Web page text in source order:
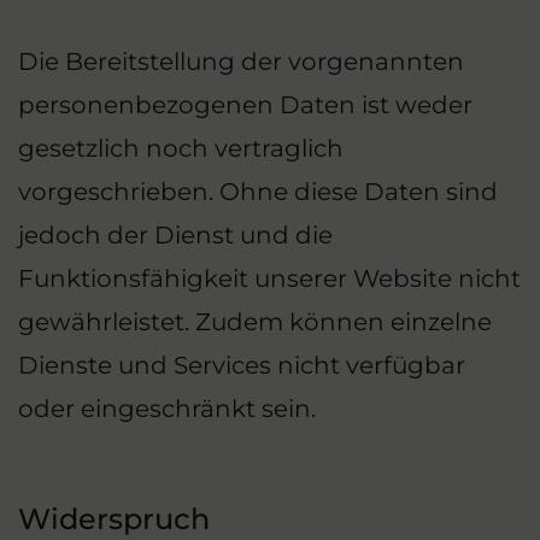
Die Bereitstellung der vorgenannten
personenbezogenen Daten ist weder
gesetzlich noch vertraglich
vorgeschrieben. Ohne diese Daten sind
jedoch der Dienst und die
Funktionsfähigkeit unserer Website nicht
gewährleistet. Zudem können einzelne
Dienste und Services nicht verfügbar
oder eingeschränkt sein.
Widerspruch